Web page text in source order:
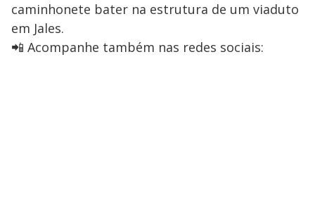
caminhonete bater na estrutura de um viaduto
em Jales.
📲 Acompanhe também nas redes sociais: